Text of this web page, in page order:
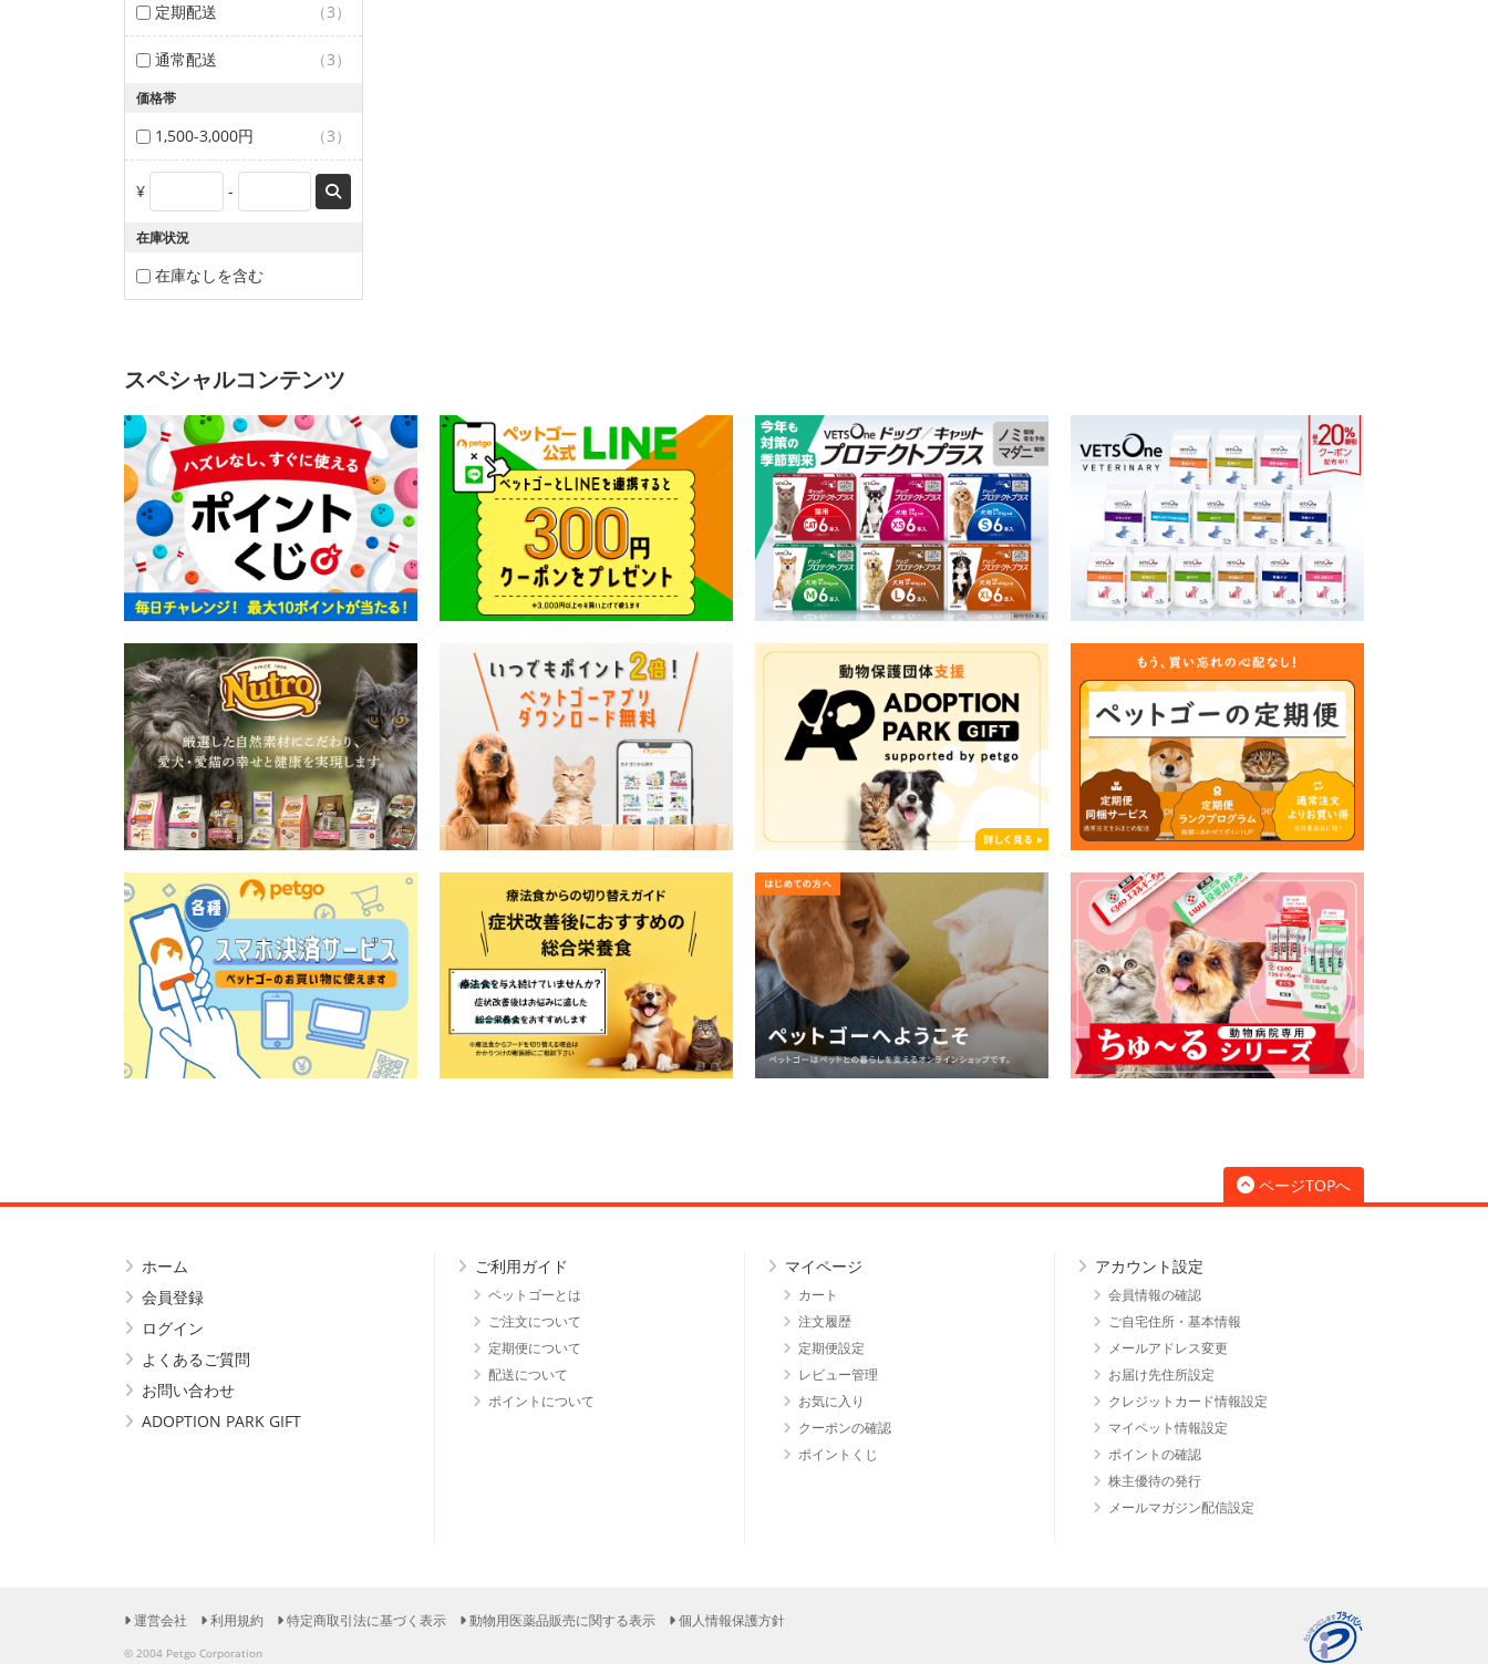
定期配送 （3）
通常配送 （3）
価格帯
1,500-3,000円 （3）
¥ -
在庫状況
在庫なしを含む
スペシャルコンテンツ
ページTOPへ
ホーム
会員登録
ログイン
よくあるご質問
お問い合わせ
ADOPTION PARK GIFT
ご利用ガイド
ペットゴーとは
ご注文について
定期便について
配送について
ポイントについて
マイページ
カート
注文履歴
定期便設定
レビュー管理
お気に入り
クーポンの確認
ポイントくじ
アカウント設定
会員情報の確認
ご自宅住所・基本情報
メールアドレス変更
お届け先住所設定
クレジットカード情報設定
マイペット情報設定
ポイントの確認
株主優待の発行
メールマガジン配信設定
運営会社 利用規約 特定商取引法に基づく表示 動物用医薬品販売に関する表示 個人情報保護方針
© 2004 Petgo Corporation